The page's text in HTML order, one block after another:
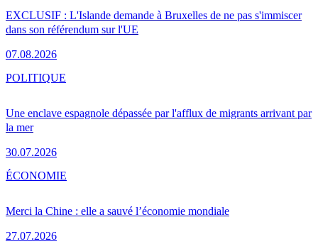
EXCLUSIF : L'Islande demande à Bruxelles de ne pas s'immiscer
dans son référendum sur l'UE
07.08.2026
Une enclave espagnole dépassée par l'afflux de migrants arrivant par
la mer
30.07.2026
POLITIQUE
Merci la Chine : elle a sauvé l’économie mondiale
27.07.2026
ÉCONOMIE